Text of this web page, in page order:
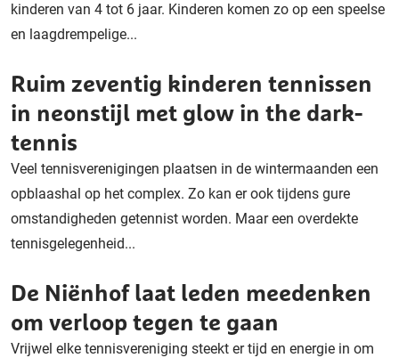
kinderen van 4 tot 6 jaar. Kinderen komen zo op een speelse
en laagdrempelige...
Ruim zeventig kinderen tennissen
in neonstijl met glow in the dark-
tennis
Veel tennisverenigingen plaatsen in de wintermaanden een
opblaashal op het complex. Zo kan er ook tijdens gure
omstandigheden getennist worden. Maar een overdekte
tennisgelegenheid...
De Niënhof laat leden meedenken
om verloop tegen te gaan
Vrijwel elke tennisvereniging steekt er tijd en energie in om